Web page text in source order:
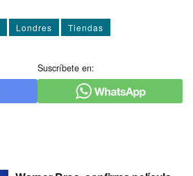
Londres Tiendas
Suscríbete en: